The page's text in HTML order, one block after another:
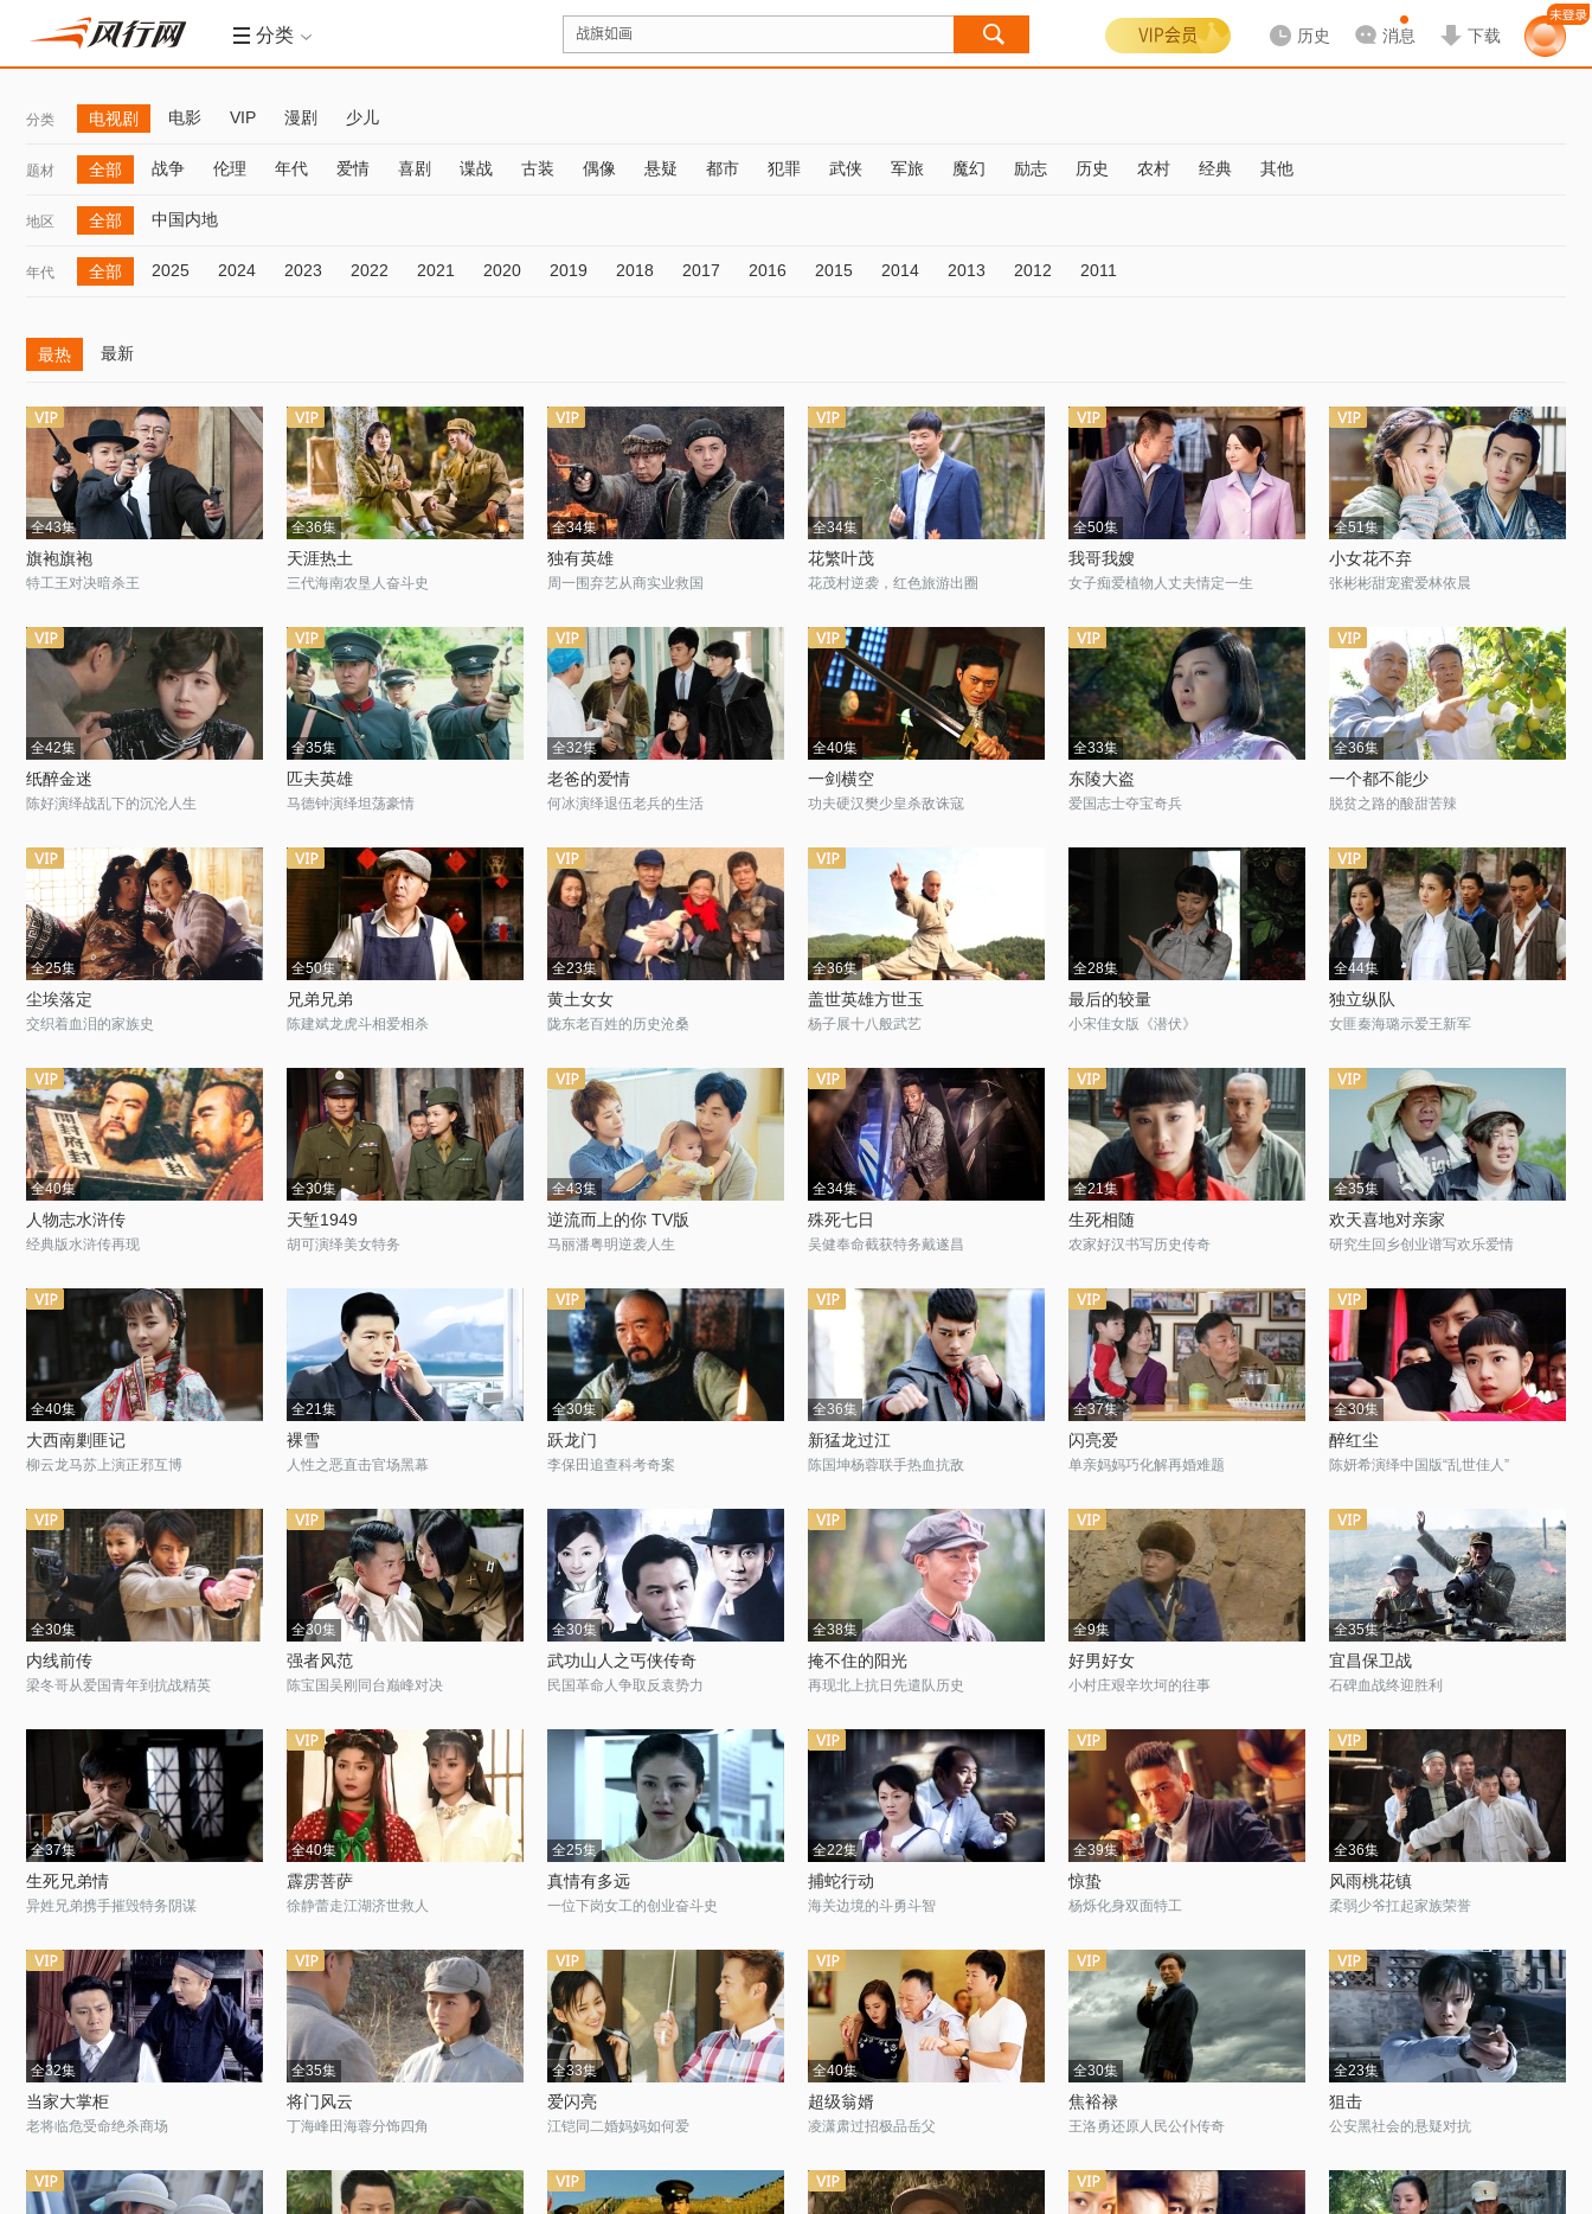
分类 历史 消息 下载
分类 电视剧 电影 VIP 漫剧 少儿
题材 全部 战争 伦理 年代 爱情 喜剧 谍战 古装 偶像 悬疑 都市 犯罪 武侠 军旅 魔幻 励志 历史 农村 经典 其他
地区 全部 中国内地
年代 全部 2025 2024 2023 2022 2021 2020 2019 2018 2017 2016 2015 2014 2013 2012 2011
最热 最新
全43集
旗袍旗袍
特工王对决暗杀王
全36集
天涯热土
三代海南农垦人奋斗史
全34集
独有英雄
周一围弃艺从商实业救国
全34集
花繁叶茂
花茂村逆袭，红色旅游出圈
全50集
我哥我嫂
女子痴爱植物人丈夫情定一生
全51集
小女花不弃
张彬彬甜宠蜜爱林依晨
全42集
纸醉金迷
陈好演绎战乱下的沉沦人生
全35集
匹夫英雄
马德钟演绎坦荡豪情
全32集
老爸的爱情
何冰演绎退伍老兵的生活
全40集
一剑横空
功夫硬汉樊少皇杀敌诛寇
全33集
东陵大盗
爱国志士夺宝奇兵
全36集
一个都不能少
脱贫之路的酸甜苦辣
全25集
尘埃落定
交织着血泪的家族史
全50集
兄弟兄弟
陈建斌龙虎斗相爱相杀
全23集
黄土女女
陇东老百姓的历史沧桑
全36集
盖世英雄方世玉
杨子展十八般武艺
全28集
最后的较量
小宋佳女版《潜伏》
全44集
独立纵队
女匪秦海璐示爱王新军
全40集
人物志水浒传
经典版水浒传再现
全30集
天堑1949
胡可演绎美女特务
全43集
逆流而上的你 TV版
马丽潘粤明逆袭人生
全34集
殊死七日
吴健奉命截获特务戴遂昌
全21集
生死相随
农家好汉书写历史传奇
全35集
欢天喜地对亲家
研究生回乡创业谱写欢乐爱情
全40集
大西南剿匪记
柳云龙马苏上演正邪互博
全21集
裸雪
人性之恶直击官场黑幕
全30集
跃龙门
李保田追查科考奇案
全36集
新猛龙过江
陈国坤杨蓉联手热血抗敌
全37集
闪亮爱
单亲妈妈巧化解再婚难题
全30集
醉红尘
陈妍希演绎中国版“乱世佳人”
全30集
内线前传
梁冬哥从爱国青年到抗战精英
全30集
强者风范
陈宝国吴刚同台巅峰对决
全30集
武功山人之丐侠传奇
民国革命人争取反袁势力
全38集
掩不住的阳光
再现北上抗日先遣队历史
全9集
好男好女
小村庄艰辛坎坷的往事
全35集
宜昌保卫战
石碑血战终迎胜利
全37集
生死兄弟情
异姓兄弟携手摧毁特务阴谋
全40集
霹雳菩萨
徐静蕾走江湖济世救人
全25集
真情有多远
一位下岗女工的创业奋斗史
全22集
捕蛇行动
海关边境的斗勇斗智
全39集
惊蛰
杨烁化身双面特工
全36集
风雨桃花镇
柔弱少爷扛起家族荣誉
全32集
当家大掌柜
老将临危受命绝杀商场
全35集
将门风云
丁海峰田海蓉分饰四角
全33集
爱闪亮
江铠同二婚妈妈如何爱
全40集
超级翁婿
凌潇肃过招极品岳父
全30集
焦裕禄
王洛勇还原人民公仆传奇
全23集
狙击
公安黑社会的悬疑对抗